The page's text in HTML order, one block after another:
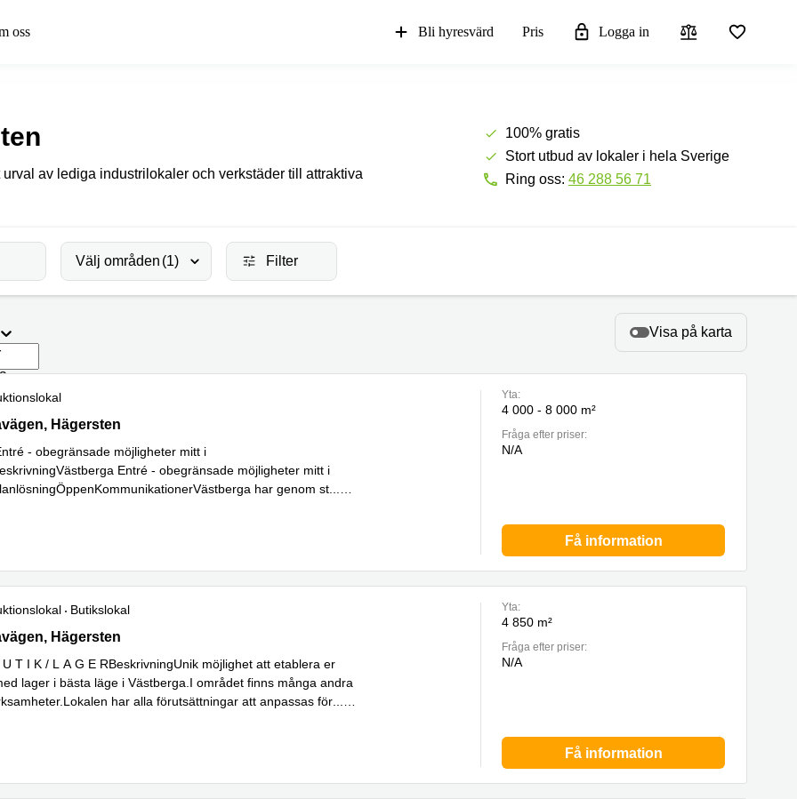
oss Bli hyresvärd Pris Logga in
av lediga industrilokaler och verkstäder till attraktiva
100% gratis
Stort utbud av lokaler i hela Sverige
Ring oss: 46 288 56 71
Välj områden (1) Filter
Visa på karta
14, Hägersten
Hägersten
- obegränsade möjligheter mitt i
Entré - obegränsade möjligheter mitt i
har genom st
Yta:
4 000 - 8 000 m²
Fråga efter priser:
N/A
Få information
Butikslokal
32, Hägersten
Hägersten
U T I K / L A G E RBeskrivningUnik möjlighet att etablera er
lager i bästa läge i Västberga.I området finns många andra
har alla förutsättningar att anpassas för
Yta:
4 850 m²
Fråga efter priser:
N/A
Få information